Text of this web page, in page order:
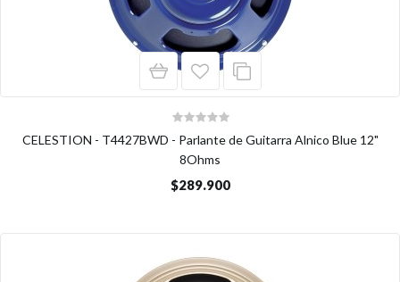
CELESTION - T4427BWD - Parlante de Guitarra Alnico Blue 12"
8Ohms
$289.900